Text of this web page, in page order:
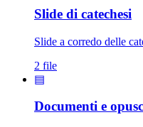
Slide di catechesi
Slide a corredo delle
2 file
▤
Documenti e